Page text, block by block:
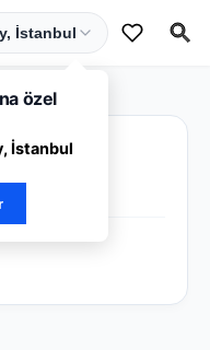
İstanbul
özel
İstanbul